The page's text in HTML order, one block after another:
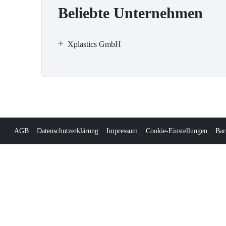
Beliebte Unternehmen
Xplastics GmbH
AGB Datenschutzerklärung Impressum Cookie-Einstellungen